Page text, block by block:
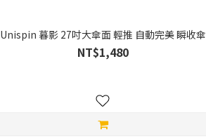
Unispin 暮影 27吋大傘面 輕推 自動完美 瞬收傘
NT$1,480